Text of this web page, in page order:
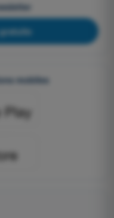
mobiles